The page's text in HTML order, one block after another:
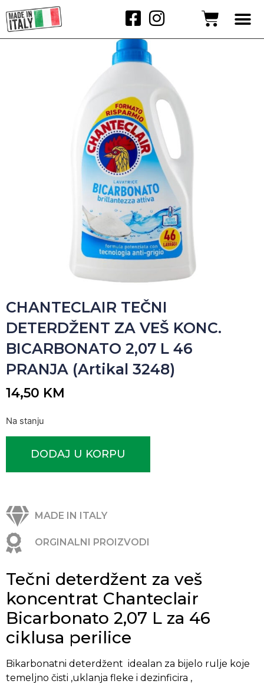
CHANTECLAIR TEČNI
DETERDŽENT ZA VEŠ KONC.
BICARBONATO 2,07 L 46
PRANJA (Artikal 3248)
14,50 KM
Na stanju
DODAJ U KORPU
MADE IN ITALY
ORGINALNI PROIZVODI
Tečni deterdžent za veš
koncentrat Chanteclair
Bicarbonato 2,07 L za 46
ciklusa perilice
Bikarbonatni deterdžent idealan za bijelo rulje koje
temeljno čisti ,uklanja fleke i dezinficira ,